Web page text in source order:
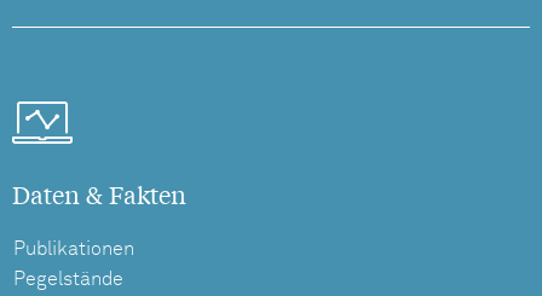
Daten & Fakten
Publikationen
Pegelstände